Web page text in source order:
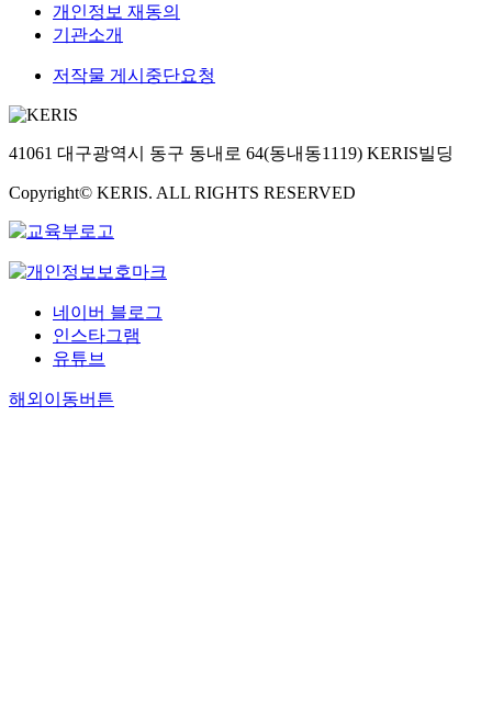
개인정보 재동의
기관소개
저작물 게시중단요청
41061 대구광역시 동구 동내로 64(동내동1119) KERIS빌딩
Copyright© KERIS. ALL RIGHTS RESERVED
네이버 블로그
인스타그램
유튜브
해외이동버튼